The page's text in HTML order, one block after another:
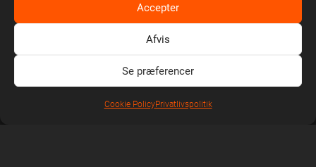
Accepter
Afvis
Se præferencer
Cookie PolicyPrivatlivspolitik